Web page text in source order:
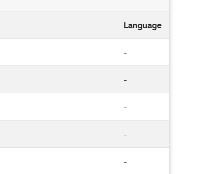
Language
-
-
-
-
-